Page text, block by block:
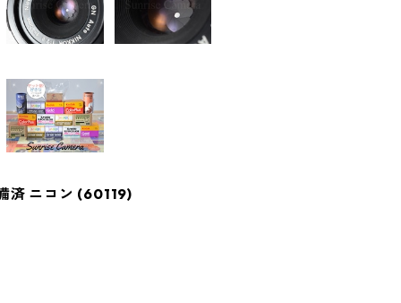
済 ニコン (60119)